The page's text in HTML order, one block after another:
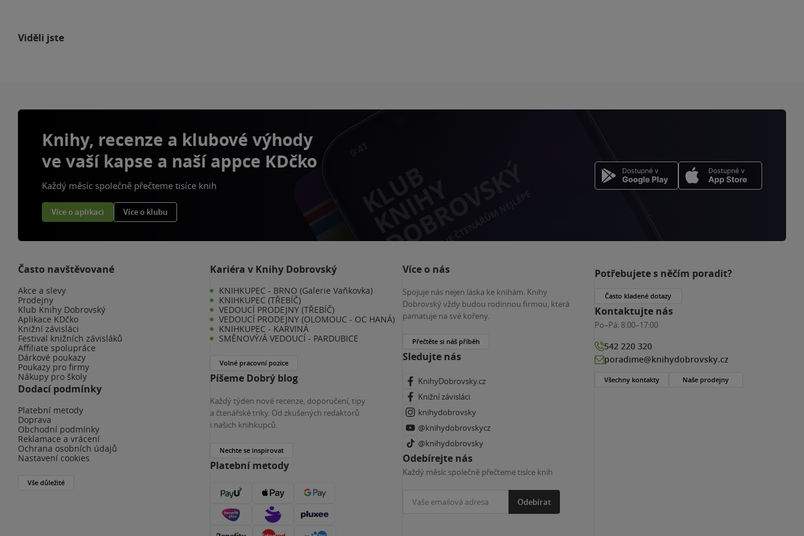
Viděli jste
Knihy, recenze a klubové výhody
ve vaší kapse a naší appce KDčko
Každý měsíc společně přečteme tisíce knih
Více o aplikaci Více o klubu
Často navštěvované
Akce a slevy
Prodejny
Klub Knihy Dobrovský
Aplikace KDčko
Knižní závisláci
Festival knižních závisláků
Affiliate spolupráce
Dárkové poukazy
Poukazy pro firmy
Nákupy pro školy
Dodací podmínky
Platební metody
Doprava
Obchodní podmínky
Reklamace a vrácení
Ochrana osobních údajů
Nastavení cookies
Vše důležité
Kariéra v Knihy Dobrovský
KNIHKUPEC - BRNO (Galerie Vaňkovka)
KNIHKUPEC (TŘEBÍČ)
VEDOUCÍ PRODEJNY (TŘEBÍČ)
VEDOUCÍ PRODEJNY (OLOMOUC - OC HANÁ)
KNIHKUPEC - KARVINÁ
SMĚNOVÝ/Á VEDOUCÍ - PARDUBICE
Volné pracovní pozice
Píšeme Dobrý blog
Každý týden nové recenze, doporučení, tipy
a čtenářské triky. Od zkušených redaktorů
i našich knihkupců.
Nechte se inspirovat
Platební metody
Více o nás
Spojuje nás nejen láska ke knihám. Knihy
Dobrovský vždy budou rodinnou firmou, která
pamatuje na své kořeny.
Přečtěte si náš příběh
Sledujte nás
KnihyDobrovsky.cz
Knižní závisláci
knihydobrovsky
@knihydobrovskycz
@knihydobrovsky
Odebírejte nás
Každý měsíc společně přečteme tisíce knih
Odebírat
Potřebujete s něčím poradit?
Často kladené dotazy
Kontaktujte nás
Po–Pá: 8:00–17:00
542 220 320
poradime@knihydobrovsky.cz
Všechny kontakty Naše prodejny